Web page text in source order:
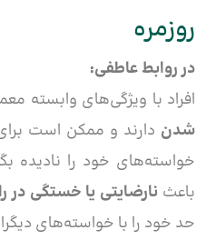
روزمره
در روابط عاطفی:
افراد با ویژگی‌های وابسته
شدن دارند و ممکن است
خواسته‌های خود را نادیده
باعث نارضایتی یا خستگی در
حد خود را با خواسته‌های